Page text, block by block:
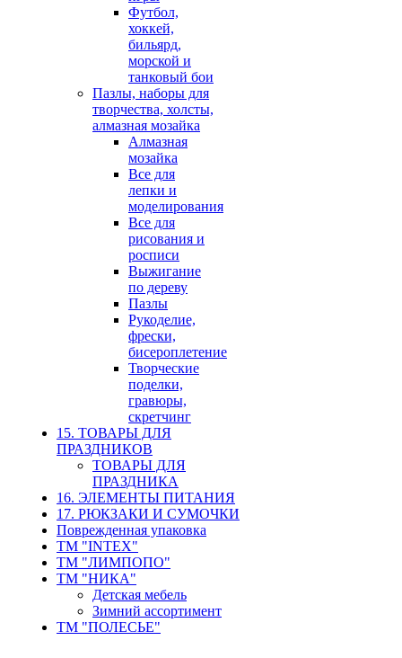
Футбол,
хоккей,
бильярд,
морской и
танковый бои
Пазлы, наборы для
творчества, холсты,
алмазная мозайка
Алмазная
мозайка
Все для
лепки и
моделирования
Все для
рисования и
росписи
Выжигание
по дереву
Пазлы
Рукоделие,
фрески,
бисероплетение
Творческие
поделки,
гравюры,
скретчинг
15. ТОВАРЫ ДЛЯ
ПРАЗДНИКОВ
ТОВАРЫ ДЛЯ
ПРАЗДНИКА
16. ЭЛЕМЕНТЫ ПИТАНИЯ
17. РЮКЗАКИ И СУМОЧКИ
Поврежденная упаковка
ТМ "INTEX"
ТМ "ЛИМПОПО"
ТМ "НИКА"
Детская мебель
Зимний ассортимент
ТМ "ПОЛЕСЬЕ"